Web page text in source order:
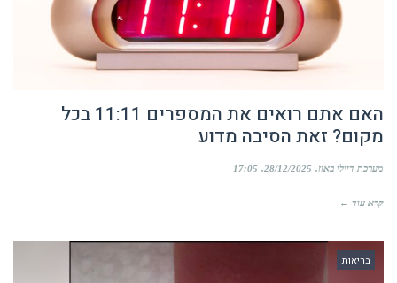
האם אתם רואים את המספרים 11:11 בכל
מקום? זאת הסיבה מדוע
מערכת דיילי באזז 28/12/2025
17:05
קרא עוד ←
בריאות